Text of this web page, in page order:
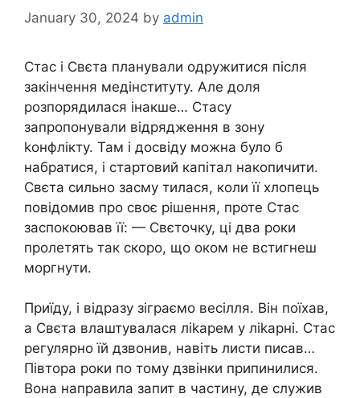
January 30, 2024 by admin
Стас і Свєта планували одружитися після
закінчення медінституту. Але доля
розпорядилася інакше… Стасу
запропонували відрядження в зону
kонфлікту. Там і досвіду можна було б
набратися, і стартовий капітал накопичити.
Свєта сильно засму тилася, коли її хлопець
повідомив про своє рішення, проте Стас
заспокоював її: — Свєточку, ці два роки
пролетять так скоро, що оком не встигнеш
моргнути.
Приїду, і відразу зіграємо весілля. Він поїхав,
а Свєта влаштувалася ліkарем у ліkарні. Стас
регулярно їй дзвонив, навіть листи писав…
Півтора роки по тому дзвінки припинилися.
Вона направила запит в частину, де служив